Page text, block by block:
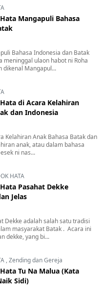
Mangapuli Bahasa
Bahasa Indonesia dan Batak
meninggal ulaon habot ni Roha
dikenal Mangapul...
di Acara Kelahiran
dan Indonesia
Kelahiran Anak Bahasa Batak dan
anak, atau dalam bahasa
ni nas...
HATA
Pasahat Dekke
Jelas
Dekke adalah salah satu tradisi
masyarakat Batak . Acara ini
dekke, yang bi...
,Zending dan Gereja
Tu Na Malua (Kata
Sidi)